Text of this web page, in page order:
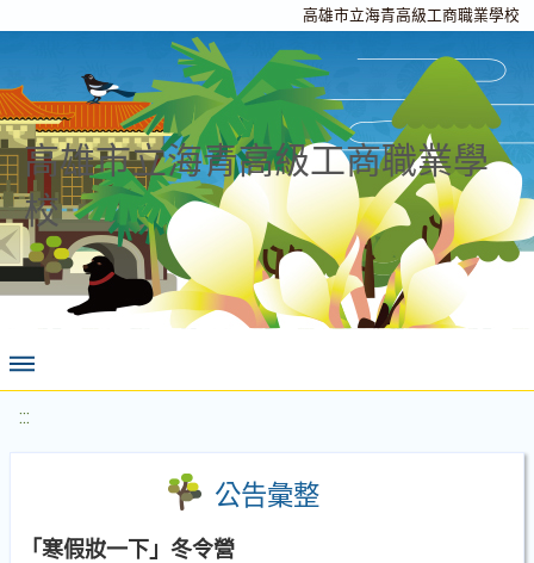
高雄市立海青高級工商職業學校
高雄市立海青高級工商職業學
校
:::
公告彙整
「寒假妝一下」冬令營